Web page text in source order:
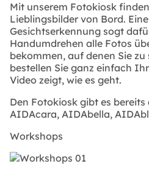
Mit unserem Fotokiosk
Lieblingsbilder von Bord.
Gesichtserkennung sogt
Handumdrehen alle Fotos
bekommen, auf denen Sie zu
bestellen Sie ganz einfach
Video zeigt, wie es geht.
Den Fotokiosk gibt es
AIDAcara, AIDAbella,
Workshops